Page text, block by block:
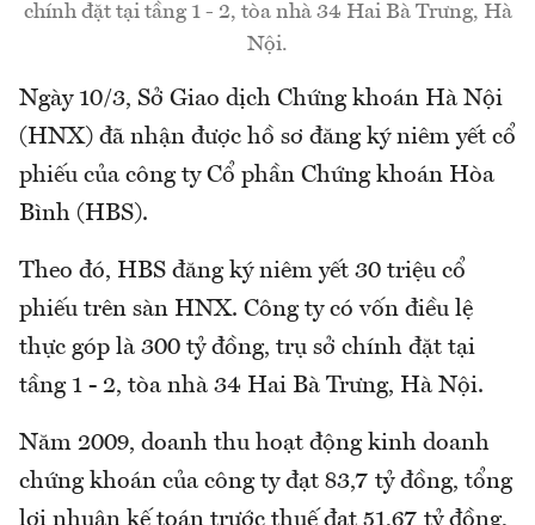
chính đặt tại tầng 1 - 2, tòa nhà 34 Hai Bà Trưng, Hà
Nội.
Ngày 10/3, Sở Giao dịch Chứng khoán Hà Nội
(HNX) đã nhận được hồ sơ đăng ký niêm yết cổ
phiếu của công ty Cổ phần Chứng khoán Hòa
Bình (HBS).
Theo đó, HBS đăng ký niêm yết 30 triệu cổ
phiếu trên sàn HNX. Công ty có vốn điều lệ
thực góp là 300 tỷ đồng, trụ sở chính đặt tại
tầng 1 - 2, tòa nhà 34 Hai Bà Trưng, Hà Nội.
Năm 2009, doanh thu hoạt động kinh doanh
chứng khoán của công ty đạt 83,7 tỷ đồng, tổng